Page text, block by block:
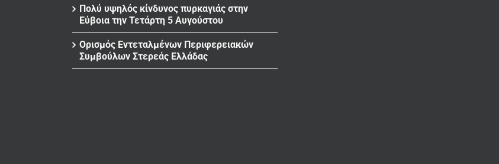
Πολύ υψηλός κίνδυνος πυρκαγιάς στην
Εύβοια την Τετάρτη 5 Αυγούστου
Ορισμός Εντεταλμένων Περιφερειακών
Συμβούλων Στερεάς Ελλάδας